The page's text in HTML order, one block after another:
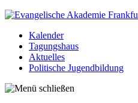
Kalender
Tagungshaus
Aktuelles
Politische Jugendbildung